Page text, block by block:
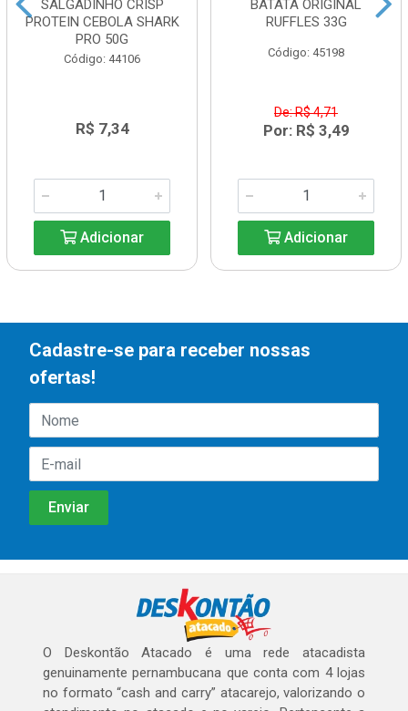
SALGADINHO CRISP
PROTEIN CEBOLA SHARK
PRO 50G
Código: 44106
R$ 7,34
Adicionar
BATATA ORIGINAL
RUFFLES 33G
Código: 45198
De: R$ 4,71
Por: R$ 3,49
Adicionar
Cadastre-se para receber nossas
ofertas!
O Deskontão Atacado é uma rede atacadista
genuinamente pernambucana que conta com 4 lojas
no formato “cash and carry” atacarejo, valorizando o